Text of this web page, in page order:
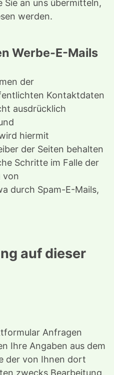
Sie an uns übermitteln,
werden.
Werbe-E-Mails
der
Kontaktdaten
ausdrücklich
hiermit
der Seiten behalten
Schritte im Falle der
von
durch Spam-E-Mails,
auf dieser
Anfragen
Ihre Angaben aus dem
der von Ihnen dort
zwecks Bearbeitung